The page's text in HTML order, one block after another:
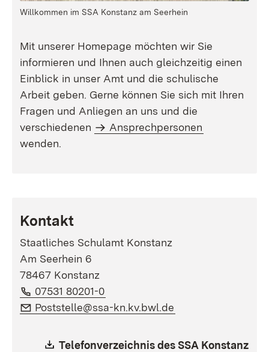
Willkommen im SSA Konstanz am Seerhein
Mit unserer Homepage möchten wir Sie
informieren und Ihnen auch gleichzeitig einen
Einblick in unser Amt und die schulische
Arbeit geben. Gerne können Sie sich mit Ihren
Fragen und Anliegen an uns und die
verschiedenen
Ansprechpersonen
wenden.
Kontakt
Staatliches Schulamt Konstanz
Am Seerhein 6
78467 Konstanz
Telefon:
07531 80201-0
E-Mail:
Poststelle@ssa-kn.kv.bwl.de
Download:
Telefonverzeichnis des SSA Konstanz